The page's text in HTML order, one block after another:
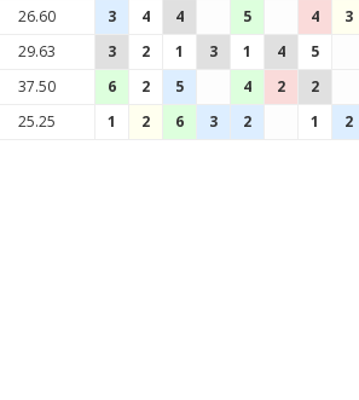
26.60 3 4 4 5 4 3
29.63 3 2 1 3 1 4 5
37.50 6 2 5 4 2 2
25.25 1 2 6 3 2 1 2